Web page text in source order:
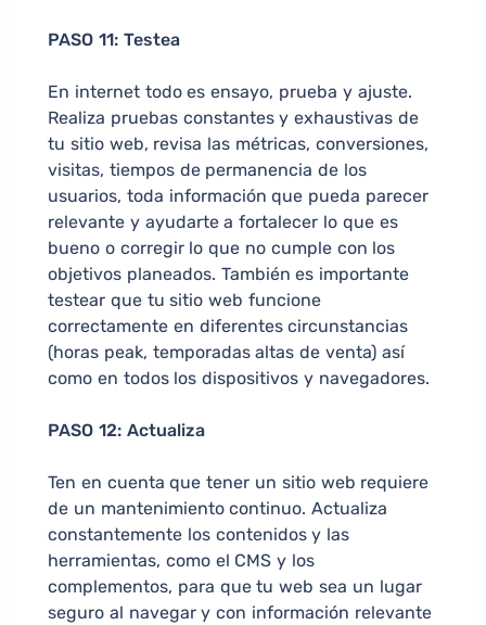
PASO 11: Testea
En internet todo es ensayo, prueba y ajuste.
Realiza pruebas constantes y exhaustivas de
tu sitio web, revisa las métricas, conversiones,
visitas, tiempos de permanencia de los
usuarios, toda información que pueda parecer
relevante y ayudarte a fortalecer lo que es
bueno o corregir lo que no cumple con los
objetivos planeados. También es importante
testear que tu sitio web funcione
correctamente en diferentes circunstancias
(horas peak, temporadas altas de venta) así
como en todos los dispositivos y navegadores.
PASO 12: Actualiza
Ten en cuenta que tener un sitio web requiere
de un mantenimiento continuo. Actualiza
constantemente los contenidos y las
herramientas, como el CMS y los
complementos, para que tu web sea un lugar
seguro al navegar y con información relevante